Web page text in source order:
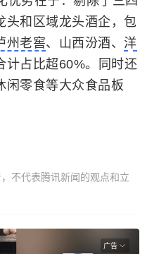
头和区域龙头酒企，包
州老窖、山西汾酒、 洋
计占比超60%。同时还
闲零食等大众食品板
不代表腾讯新闻的观点和立
广告